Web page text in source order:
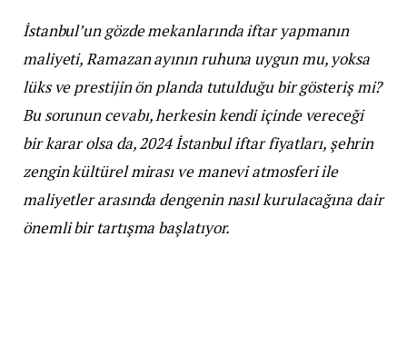
İstanbul’un gözde mekanlarında iftar yapmanın
maliyeti, Ramazan ayının ruhuna uygun mu, yoksa
lüks ve prestijin ön planda tutulduğu bir gösteriş mi?
Bu sorunun cevabı, herkesin kendi içinde vereceği
bir karar olsa da, 2024 İstanbul iftar fiyatları, şehrin
zengin kültürel mirası ve manevi atmosferi ile
maliyetler arasında dengenin nasıl kurulacağına dair
önemli bir tartışma başlatıyor.